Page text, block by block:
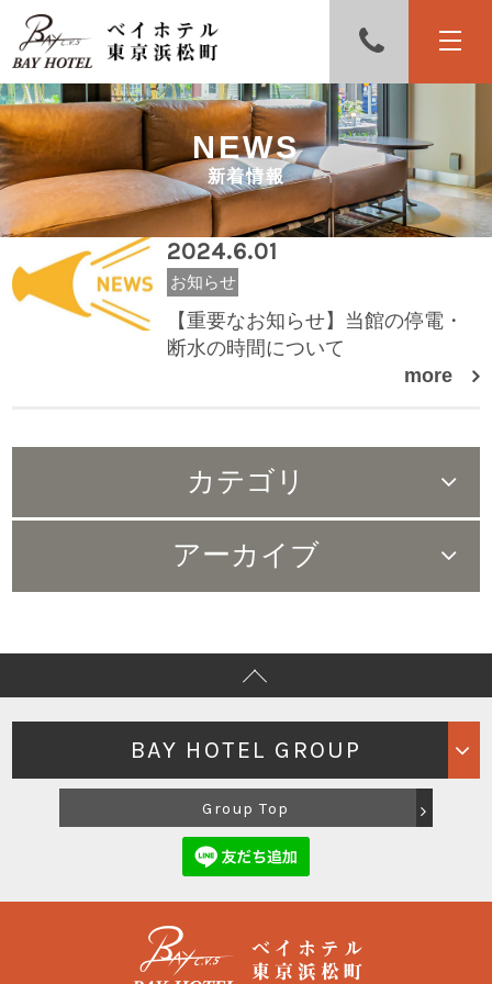
NEWS
新着情報
2024.6.01
お知らせ
【重要なお知らせ】当館の停電・
断水の時間について
more
カテゴリ
すべて（50）
お知らせ（50）
アーカイブ
2024年10月（1）
2024年8月（2）
2024年7月（3）
2024年4月（1）
BAY HOTEL GROUP
東京銀座BAY HOTEL 東京有明BAY HOTEL
Group Top